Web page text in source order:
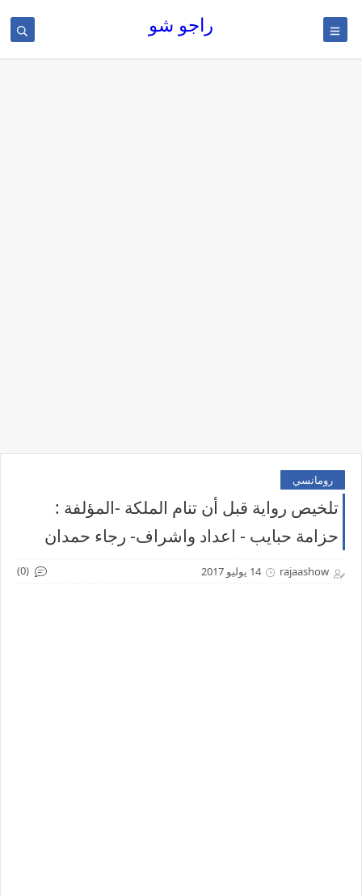
راجو شو
رومانسي
تلخيص رواية قبل أن تنام الملكة -المؤلفة :
حزامة حبايب - اعداد واشراف- رجاء حمدان
rajaashow 14 يوليو 2017 (0)